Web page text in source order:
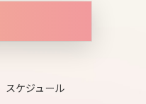
スケジュール